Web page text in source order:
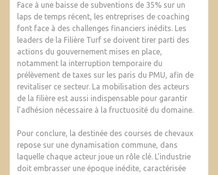
Face à une baisse de subventions de 35% sur un
laps de temps récent, les entreprises de coaching
font face à des challenges financiers inédits. Les
leaders de la Filière Turf se doivent tirer parti des
actions du gouvernement mises en place,
notamment la interruption temporaire du
prélèvement de taxes sur les paris du PMU, afin de
revitaliser ce secteur. La mobilisation des acteurs
de la filière est aussi indispensable pour garantir
l’adhésion nécessaire à la fructuosité du domaine.
Pour conclure, la destinée des courses de chevaux
repose sur une dynamisation commune, dans
laquelle chaque acteur joue un rôle clé. L’industrie
doit embrasser une époque inédite, caractérisée